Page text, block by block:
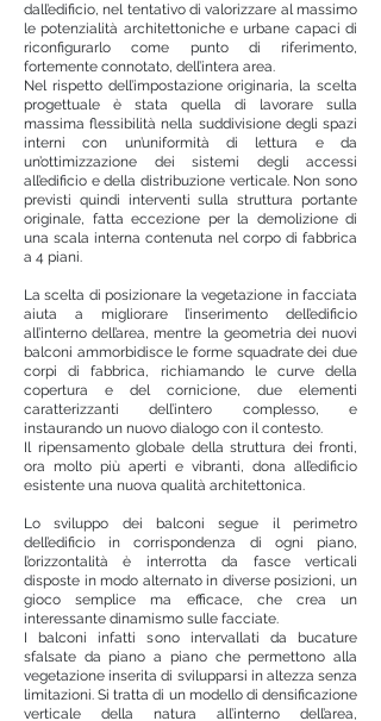
dall’edificio, nel tentativo di valorizzare al massimo
le potenzialità architettoniche e urbane capaci di
riconfigurarlo come punto di riferimento,
fortemente connotato, dell’intera area.
Nel rispetto dell’impostazione originaria, la scelta
progettuale è stata quella di lavorare sulla
massima flessibilità nella suddivisione degli spazi
interni con un’uniformità di lettura e da
un’ottimizzazione dei sistemi degli accessi
all’edificio e della distribuzione verticale. Non sono
previsti quindi interventi sulla struttura portante
originale, fatta eccezione per la demolizione di
una scala interna contenuta nel corpo di fabbrica
a 4 piani.
La scelta di posizionare la vegetazione in facciata
aiuta a migliorare l’inserimento dell’edificio
all’interno dell’area, mentre la geometria dei nuovi
balconi ammorbidisce le forme squadrate dei due
corpi di fabbrica, richiamando le curve della
copertura e del cornicione, due elementi
caratterizzanti dell’intero complesso, e
instaurando un nuovo dialogo con il contesto.
Il ripensamento globale della struttura dei fronti,
ora molto più aperti e vibranti, dona all’edificio
esistente una nuova qualità architettonica.
Lo sviluppo dei balconi segue il perimetro
dell’edificio in corrispondenza di ogni piano,
l’orizzontalità è interrotta da fasce verticali
disposte in modo alternato in diverse posizioni, un
gioco semplice ma efficace, che crea un
interessante dinamismo sulle facciate.
I balconi infatti sono intervallati da bucature
sfalsate da piano a piano che permettono alla
vegetazione inserita di svilupparsi in altezza senza
limitazioni. Si tratta di un modello di densificazione
verticale della natura all’interno dell’area,